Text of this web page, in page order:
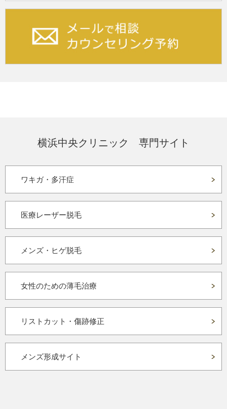
横浜中央クリニック 専門サイト
ワキガ・多汗症
医療レーザー脱毛
メンズ・ヒゲ脱毛
女性のための薄毛治療
リストカット・傷跡修正
メンズ形成サイト